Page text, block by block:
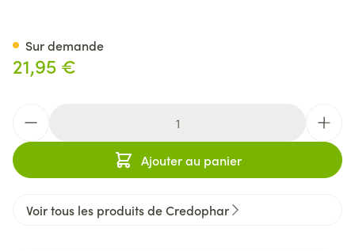
21,95 €
Ajouter au panier
Sur demande
Voir tous les produits de Credophar